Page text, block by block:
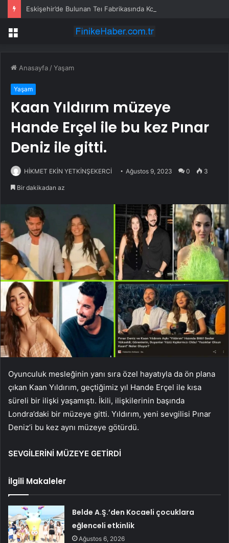
Eskişehir’de Bulunan Teı Fabrikasında Korkutan Yangın
Menü
Anasayfa /Yaşam
Yaşam
Kaan Yıldırım müzeye
Hande Erçel ile bu kez Pınar
Deniz ile gitti.
HİKMET EKİN YETKİNŞEKERCİ Ağustos 9, 2023 0 3
Bir dakikadan az
Oyunculuk mesleğinin yanı sıra özel hayatıyla da ön plana
çıkan Kaan Yıldırım, geçtiğimiz yıl Hande Erçel ile kısa
süreli bir ilişki yaşamıştı. İkili, ilişkilerinin başında
Londra’daki bir müzeye gitti. Yıldırım, yeni sevgilisi Pınar
Deniz’i bu kez aynı müzeye götürdü.
SEVGİLERİNİ MÜZEYE GETİRDİ
İlgili Makaleler
Belde A.Ş.’den Kocaeli çocuklara
eğlenceli etkinlik
Ağustos 6, 2026